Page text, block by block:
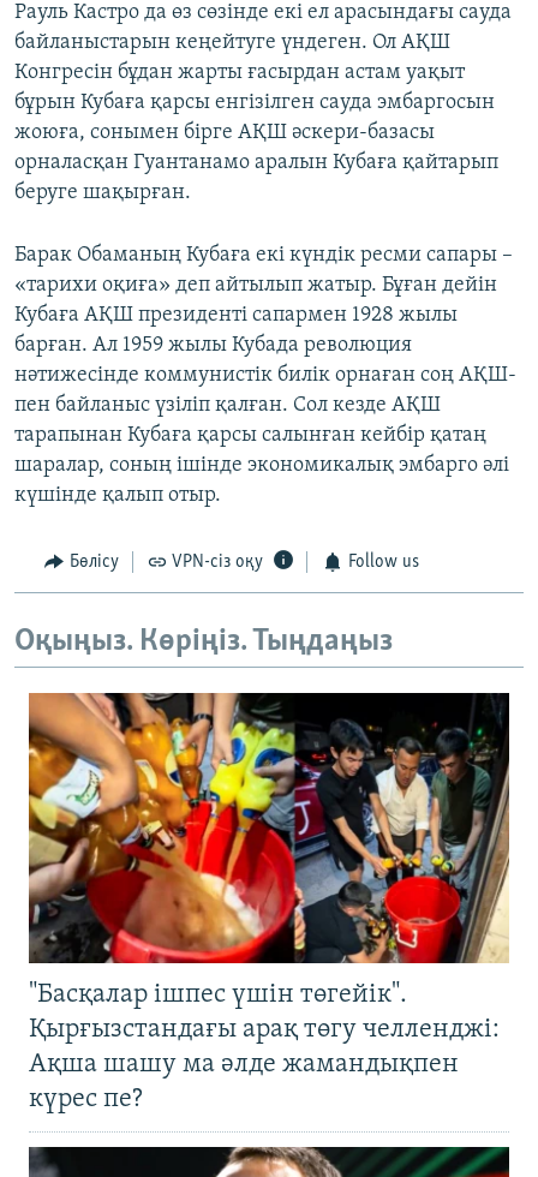
Рауль Кастро да өз сөзінде екі ел арасындағы сауда
байланыстарын кеңейтуге үндеген. Ол АҚШ
Конгресін бұдан жарты ғасырдан астам уақыт
бұрын Кубаға қарсы енгізілген сауда эмбаргосын
жоюға, сонымен бірге АҚШ әскери-базасы
орналасқан Гуантанамо аралын Кубаға қайтарып
беруге шақырған.
Барак Обаманың Кубаға екі күндік ресми сапары –
«тарихи оқиға» деп айтылып жатыр. Бұған дейін
Кубаға АҚШ президенті сапармен 1928 жылы
барған. Ал 1959 жылы Кубада революция
нәтижесінде коммунистік билік орнаған соң АҚШ-
пен байланыс үзіліп қалған. Сол кезде АҚШ
тарапынан Кубаға қарсы салынған кейбір қатаң
шаралар, соның ішінде экономикалық эмбарго әлі
күшінде қалып отыр.
Бөлісу VPN-сіз оқу Follow us
Оқыңыз. Көріңіз. Тыңдаңыз
"Басқалар ішпес үшін төгейік".
Қырғызстандағы арақ төгу челленджі:
Ақша шашу ма әлде жамандықпен
күрес пе?